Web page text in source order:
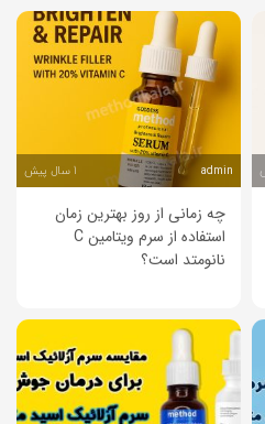
admin 1 سال پیش
چه زمانی از روز بهترین زمان
استفاده از سرم ویتامین C
نانو‌متد است؟